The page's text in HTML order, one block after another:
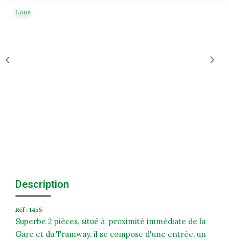
Extranet Syndic Et Gestion Locative
Loué
Description
Réf : 1455
Superbe 2 pièces, situé à proximité immédiate de la
Gare et du Tramway, il se compose d'une entrée, un